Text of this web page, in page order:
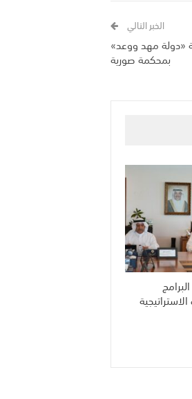
الخبر التالي
«دولة مهد ووعد»
بمحكمة صورية